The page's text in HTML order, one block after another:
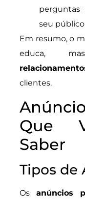
seu
Em resumo, o
educa,
clientes.
Que
Saber
Tipos de
Osanúncios